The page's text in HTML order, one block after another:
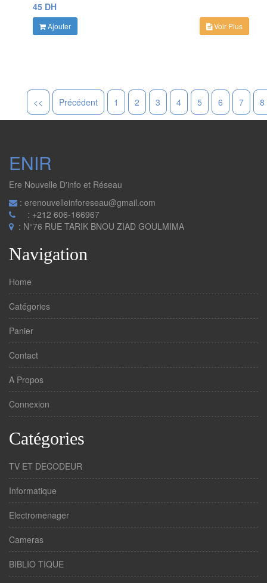
45 DH
Ajouter Voir Plus
<< Précédent 1 2 3 4 5 6 7 8
ENIR
Ere Nouvelle D'info et Réseau
: erenouvelleinforeseau@gmail.com
: +212 606-166967
: N°76 RUE TARIK BNOU ZIAD GOULMIMA
Navigation
Home
Catégories
Panier
Contact
A Propos
Connexion
Catégories
TV ET DECODEUR
Informatique
Electromenager
Cameras
BIBLIO TIQUE